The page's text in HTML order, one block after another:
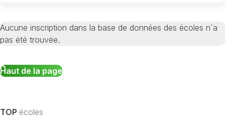
Aucune inscription dans la base de données des écoles n´a
pas été trouvée.
Haut de la page
TOP écoles